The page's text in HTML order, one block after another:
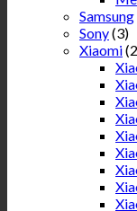
Samsung
Sony(3)
Xiaomi